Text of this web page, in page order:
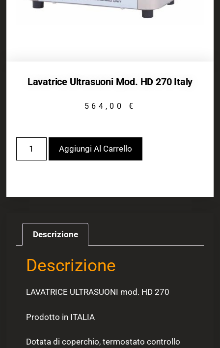
Lavatrice Ultrasuoni Mod. HD 270 Italy
564,00 €
Aggiungi Al Carrello
Descrizione
Descrizione
LAVATRICE ULTRASUONI mod. HD 270
Prodotto in ITALIA
Dotata di coperchio, termostato controllo